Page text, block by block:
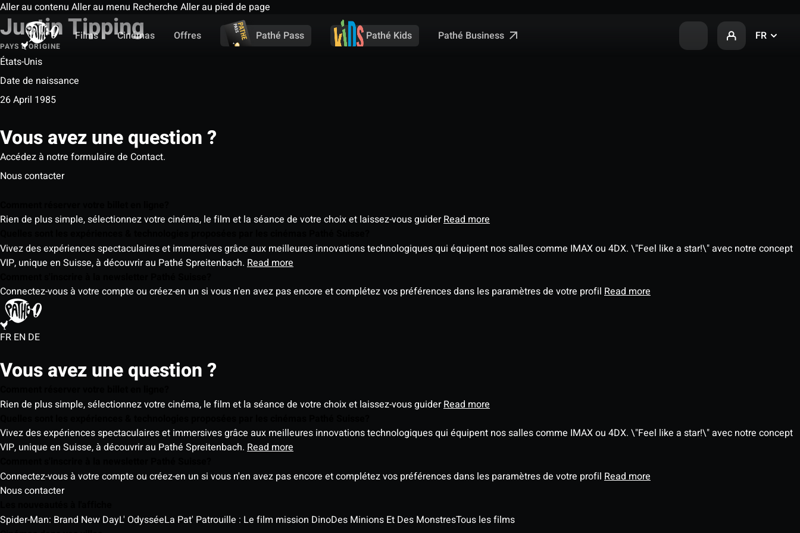
Aller au contenu Aller au menu Recherche Aller au pied de page
Films
Cinémas Offres Pathé Pass Pathé Kids Pathé Business FR
Justin Tipping
PAYS D'ORIGINE
États-Unis
Date de naissance
26 April 1985
Vous avez une question ?
Accédez à notre formulaire de Contact.
Nous contacter
Rien de plus simple, sélectionnez votre cinéma, le film et la séance de votre choix et laissez-vous guiderRead more
Vivez des expériences spectaculaires et immersives grâce aux meilleures innovations technologiques qui équipent nos salles comme IMAX ou 4DX. \"Feel like a star!\" avec notre concept
VIP, unique en Suisse, à découvrir au Pathé Spreitenbach. Read more
Connectez-vous à votre compte ou créez-en un si vous n'en avez pas encore et complétez vos préférences dans les paramètres de votre profil Read more
FR EN DE
Vous avez une question ?
Rien de plus simple, sélectionnez votre cinéma, le film et la séance de votre choix et laissez-vous guiderRead more
Vivez des expériences spectaculaires et immersives grâce aux meilleures innovations technologiques qui équipent nos salles comme IMAX ou 4DX. \"Feel like a star!\" avec notre concept
VIP, unique en Suisse, à découvrir au Pathé Spreitenbach. Read more
Connectez-vous à votre compte ou créez-en un si vous n'en avez pas encore et complétez vos préférences dans les paramètres de votre profil Read more
Nous contacter
Spider-Man: Brand New DayL' OdysséeLa Pat' Patrouille : Le film mission DinoDes Minions Et Des MonstresTous les films